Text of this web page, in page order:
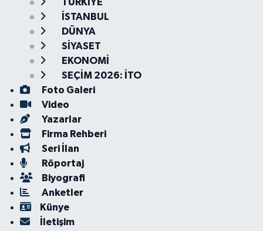
TÜRKİYE
İSTANBUL
DÜNYA
SİYASET
EKONOMİ
SEÇİM 2026: İTO
Foto Galeri
Video
Yazarlar
Firma Rehberi
Seri İlan
Röportaj
Biyografi
Anketler
Künye
İletişim